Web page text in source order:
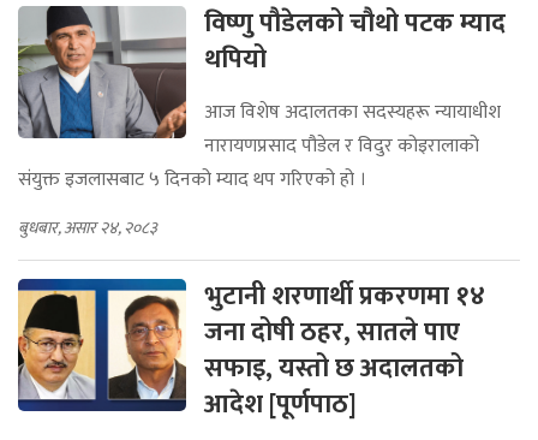
विष्णु पौडेलको चौथो पटक म्याद
थपियो
आज विशेष अदालतका सदस्यहरू न्यायाधीश
नारायणप्रसाद पौडेल र विदुर कोइरालाको
संयुक्त इजलासबाट ५ दिनको म्याद थप गरिएको हो ।
बुधबार, असार २४, २०८३
भुटानी शरणार्थी प्रकरणमा १४
जना दोषी ठहर, सातले पाए
सफाइ, यस्तो छ अदालतको
आदेश [पूर्णपाठ]